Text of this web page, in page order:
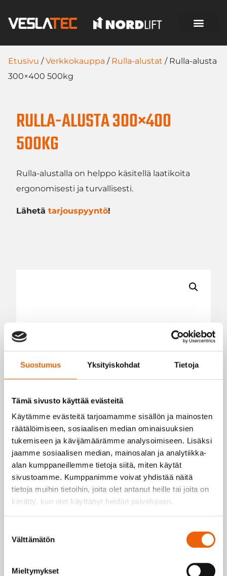
Suostumus Yksityiskohdat Tietoja
Tämä sivusto käyttää evästeitä
Käytämme evästeitä tarjoamamme sisällön ja mainosten
räätälöimiseen, sosiaalisen median ominaisuuksien
tukemiseen ja kävijämäärämme analysoimiseen. Lisäksi
jaamme sosiaalisen median, mainosalan ja analytiikka-
alan kumppaneillemme tietoja siitä, miten käytät
sivustoamme. Kumppanimme voivat yhdistää näitä
tietoja muihin tietoihin, joita olet antanut heille tai joita on
kerätty, kun olet käyttänyt heidän palvelujaan.
valinta
Välttämätön
Mieltymykset
Etusivu /Verkkokauppa / Rulla-alustat / Rulla-alusta
300×400 500kg
RULLA-ALUSTA 300×400
500KG
Rulla-alustalla on helppo käsitellä laatikoita
ergonomisesti ja turvallisesti.
Lähetä tarjouspyyntö!